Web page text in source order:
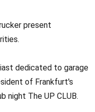
present
dedicated to garage
of Frankfurt's
night The UP CLUB.